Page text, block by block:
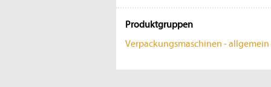
Produktgruppen
Verpackungsmaschinen - allgemein